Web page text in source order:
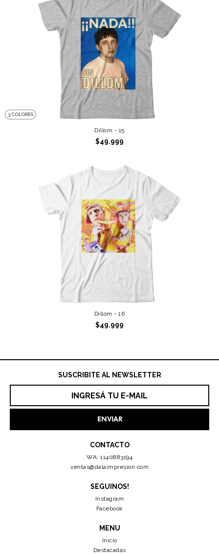
3 COLORES
Dillom - 15
$49.999
Dillom - 16
$49.999
SUSCRIBITE AL NEWSLETTER
CONTACTO
WA: 1140883194
ventas@dalaimpresion.com
SEGUINOS!
Instagram
Facebook
MENU
Inicio
Destacadas